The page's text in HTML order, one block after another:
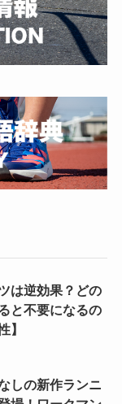
は逆効果？どの
と不要になるの
】
しの新作ランニ